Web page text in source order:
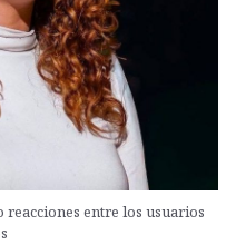
entre los usuarios